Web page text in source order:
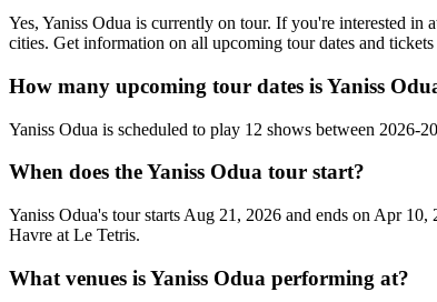
Yes, Yaniss Odua is currently on tour. If you're interested in
cities. Get information on all upcoming tour dates and
How many upcoming tour dates is Yaniss
Yaniss Odua is scheduled to play 12 shows between 2026-
When does the Yaniss Odua tour start?
Yaniss Odua's tour starts Aug 21, 2026 and ends on Apr
Havre at Le Tetris.
What venues is Yaniss Odua performing at?